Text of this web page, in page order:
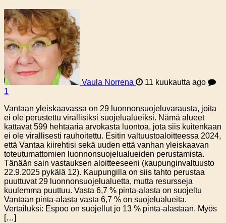
Vaula Norrena
11 kuukautta ago
1
Vantaan yleiskaavassa on 29 luonnonsuojeluvarausta, joita
ei ole perustettu virallisiksi suojelualueiksi. Nämä alueet
kattavat 599 hehtaaria arvokasta luontoa, jota siis kuitenkaan
ei ole virallisesti rauhoitettu. Esitin valtuustoaloitteessa 2024,
että Vantaa kiirehtisi sekä uuden että vanhan yleiskaavan
toteutumattomien luonnonsuojelualueiden perustamista.
Tänään sain vastauksen aloitteeseeni (kaupunginvaltuusto
22.9.2025 pykälä 12). Kaupungilla on siis tahto perustaa
puuttuvat 29 luonnonsuojelualuetta, mutta resursseja
kuulemma puuttuu. Vasta 6,7 % pinta-alasta on suojeltu
Vantaan pinta-alasta vasta 6,7 % on suojelualueita.
Vertailuksi: Espoo on suojellut jo 13 % pinta-alastaan. Myös
[…]